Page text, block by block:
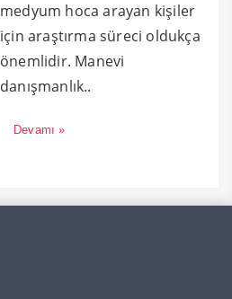
medyum hoca arayan kişiler
için araştırma süreci oldukça
önemlidir. Manevi
danışmanlık..
Devamı »